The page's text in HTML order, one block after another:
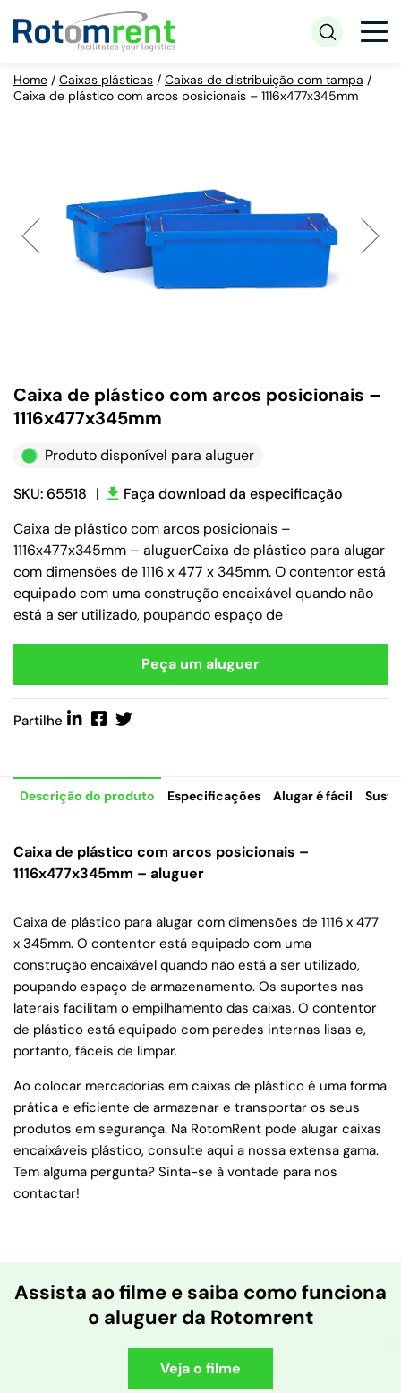
Home / Caixas plásticas / Caixas de distribuição com tampa /
Caixa de plástico com arcos posicionais – 1116x477x345mm
Caixa de plástico com arcos posicionais –
1116x477x345mm
Produto disponível para aluguer
SKU: 65518 |
Faça download da especificação
Caixa de plástico com arcos posicionais –
1116x477x345mm – aluguerCaixa de plástico para alugar
com dimensões de 1116 x 477 x 345mm. O contentor está
equipado com uma construção encaixável quando não
está a ser utilizado, poupando espaço de
Peça um aluguer
Partilhe
Descrição do produto Especificações Alugar é fácil
Caixa de plástico com arcos posicionais –
1116x477x345mm – aluguer
Caixa de plástico para alugar com dimensões de 1116 x 477
x 345mm. O contentor está equipado com uma
construção encaixável quando não está a ser utilizado,
poupando espaço de armazenamento. Os suportes nas
laterais facilitam o empilhamento das caixas. O contentor
de plástico está equipado com paredes internas lisas e,
portanto, fáceis de limpar.
Ao colocar mercadorias em caixas de plástico é uma forma
prática e eficiente de armazenar e transportar os seus
produtos em segurança. Na RotomRent pode alugar caixas
encaixáveis plástico, consulte aqui a nossa extensa gama.
Tem alguma pergunta? Sinta-se à vontade para nos
contactar!
Assista ao filme e saiba como funciona
o aluguer da Rotomrent
Veja o filme